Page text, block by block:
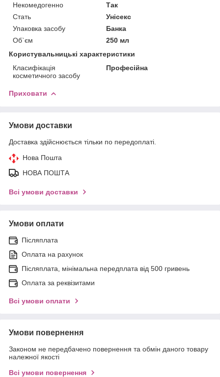
Некомедогенно
Так
Стать
Унісекс
Упаковка засобу
Банка
Об`єм
250 мл
Користувальницькі характеристики
Класифікація
косметичного засобу
Професійна
Приховати
Умови доставки
Доставка здійснюється тільки по передоплаті.
Нова Пошта
НОВА ПОШТА
Всі умови доставки
Умови оплати
Післяплата
Оплата на рахунок
Післяплата, мінімальна передплата від 500 гривень
Оплата за реквізитами
Всі умови оплати
Умови повернення
Законом не передбачено повернення та обмін даного товару
належної якості
Всі умови повернення